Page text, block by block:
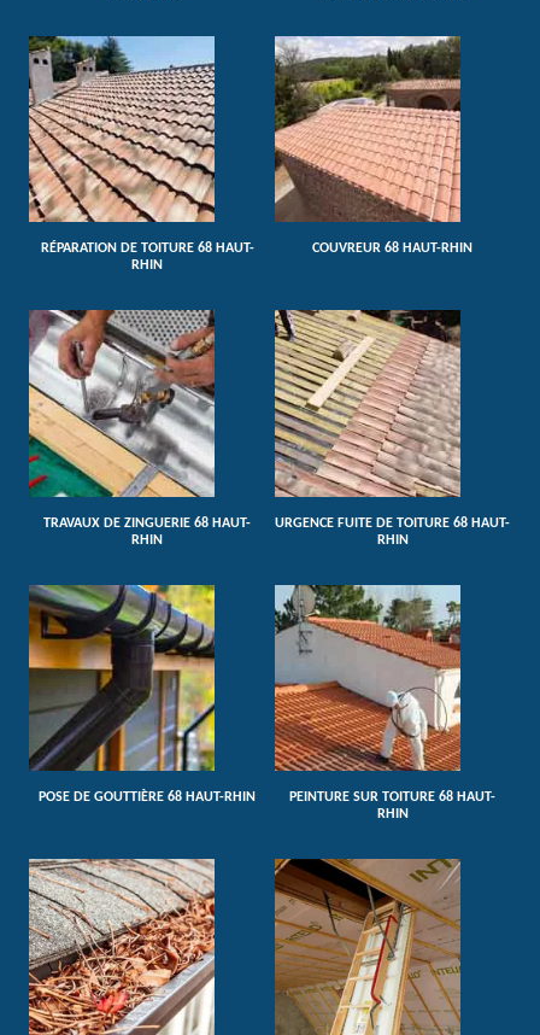
RÉPARATION DE TOITURE 68 HAUT-
RHIN
COUVREUR 68 HAUT-RHIN
TRAVAUX DE ZINGUERIE 68 HAUT-
RHIN
URGENCE FUITE DE TOITURE 68 HAUT-
RHIN
POSE DE GOUTTIÈRE 68 HAUT-RHIN
PEINTURE SUR TOITURE 68 HAUT-
RHIN